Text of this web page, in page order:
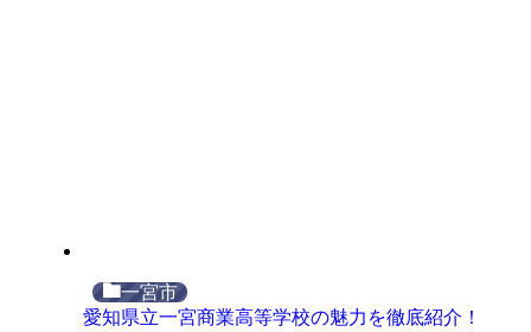
一宮市
愛知県立一宮商業高等学校の魅力を徹底紹介！